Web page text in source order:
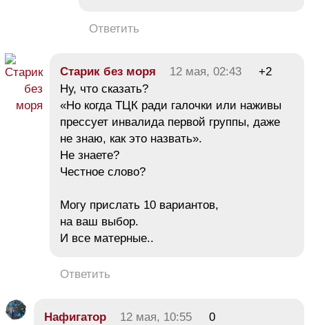
Ответить
Старик без моря 12 мая, 02:43
+2
Ну, что сказать?
«Но когда ТЦК ради галочки или наживы
прессует инвалида первой группы, даже
не знаю, как это назвать».
Не знаете?
Честное слово?
Могу прислать 10 вариантов,
на ваш выбор.
И все матерные..
Ответить
Нафигатор 12 мая, 10:55
0